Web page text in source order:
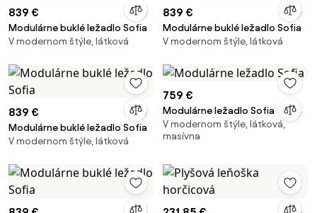
839 €
Modulárne buklé ležadlo Sofia
V modernom štýle, látková
839 €
Modulárne buklé ležadlo Sofia
V modernom štýle, látková
839 €
Modulárne buklé ležadlo Sofia
V modernom štýle, látková
759 €
Modulárne ležadlo Sofia
V modernom štýle, látková,
masívna